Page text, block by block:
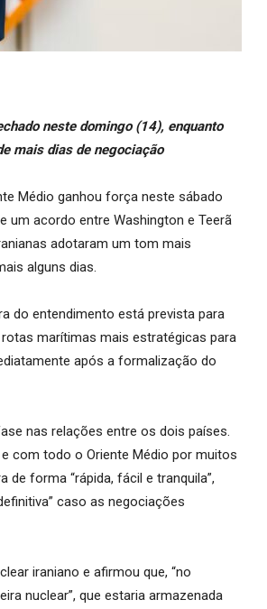
neste domingo (14), enquanto
mais dias de negociação
Médio ganhou força neste sábado
um acordo entre Washington e Teerã
adotaram um tom mais
alguns dias.
do entendimento está prevista para
marítimas mais estratégicas para
após a formalização do
nas relações entre os dois países.
com todo o Oriente Médio por muitos
de forma “rápida, fácil e tranquila”,
caso as negociações
iraniano e afirmou que, “no
nuclear”, que estaria armazenada